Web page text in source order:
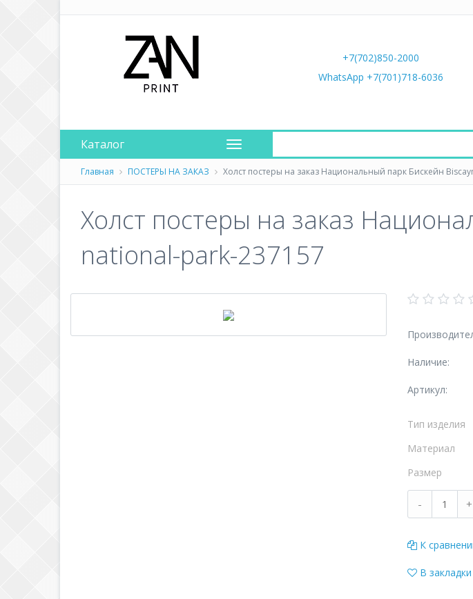
+7(702)850-2000
WhatsApp +7(701)718-6036
Каталог
Главная ПОСТЕРЫ НА ЗАКАЗ Холст постеры на заказ Национальный парк Бискейн
Холст постеры на заказ
national-park-237157
Наличие:
Артикул:
Тип изделия
Материал
Размер
К
В закладки